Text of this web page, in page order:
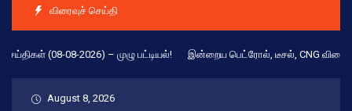
விரைவுச் செய்தி
(08-08-2026) – முழு பட்டியல்! இன்றைய பெட்ரோல், டீசல், CNG விலை நிலவரம்
August 8, 2026